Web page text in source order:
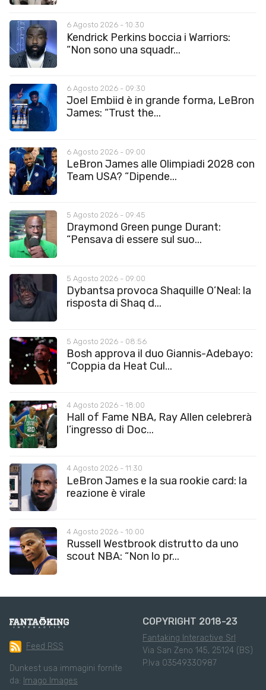
6 Agosto 2026 - 10:30
Kendrick Perkins boccia i Warriors:
“Non sono una squadr...
6 Agosto 2026 - 09:30
Joel Embiid è in grande forma, LeBron
James: “Trust the...
6 Agosto 2026 - 09:00
LeBron James alle Olimpiadi 2028 con
Team USA? “Dipende...
5 Agosto 2026 - 09:45
Draymond Green punge Durant:
“Pensava di essere sul suo...
5 Agosto 2026 - 09:00
Dybantsa provoca Shaquille O’Neal: la
risposta di Shaq d...
5 Agosto 2026 - 08:56
Bosh approva il duo Giannis-Adebayo:
“Coppia da Heat Cul...
4 Agosto 2026 - 18:00
Hall of Fame NBA, Ray Allen celebrerà
l’ingresso di Doc...
4 Agosto 2026 - 11:30
LeBron James e la sua rookie card: la
reazione è virale
4 Agosto 2026 - 10:00
Russell Westbrook distrutto da uno
scout NBA: “Non lo pr...
Feed RSS
Dunkest usa immagini fornite
da: Imago Images
COPYRIGHT 2018-23
Fantaking Interactive Srl
Via San Zeno 145, 25124 (BS)
P.Iva 03549330987